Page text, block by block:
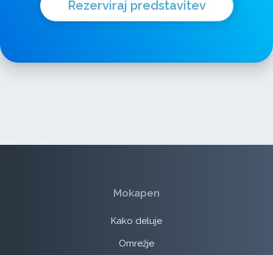
Rezerviraj predstavitev
Mokapen
Kako deluje
Omrežje